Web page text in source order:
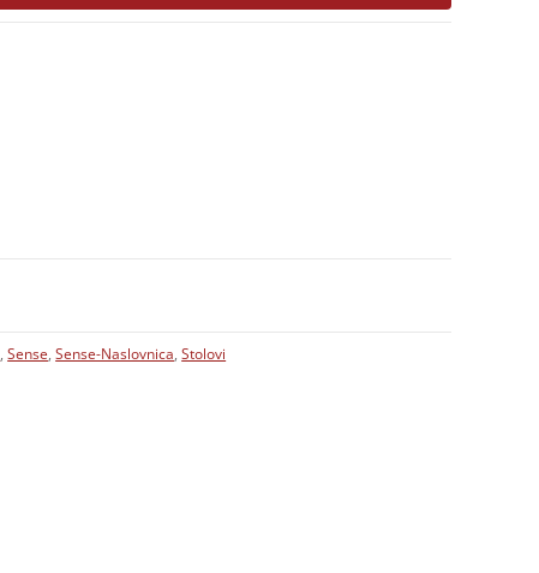
,Sense,Sense-Naslovnica,Stolovi